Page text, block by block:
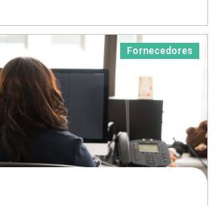
Fornecedores